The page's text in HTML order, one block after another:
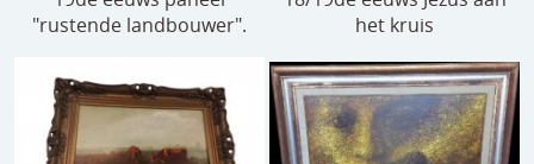
"rustende landbouwer".
het kruis